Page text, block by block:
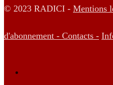
© 2023 RADICI - Mentions
d'abonnement - Contacts -